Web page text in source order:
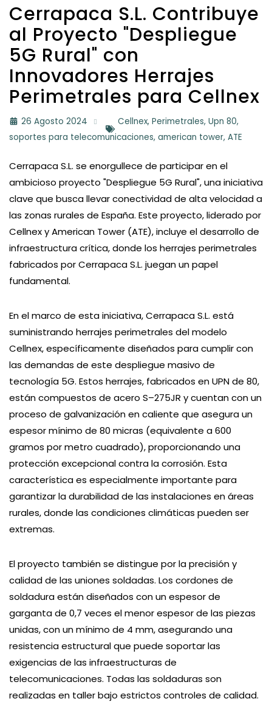
Cerrapaca S.L. Contribuye
al Proyecto "Despliegue
5G Rural" con
Innovadores Herrajes
Perimetrales para Cellnex
26 Agosto 2024 Cellnex Perimetrales Upn 80
soportes para telecomunicaciones american tower ATE
Cerrapaca S.L. se enorgullece de participar en el
ambicioso proyecto "Despliegue 5G Rural", una iniciativa
clave que busca llevar conectividad de alta velocidad a
las zonas rurales de España. Este proyecto, liderado por
Cellnex y American Tower (ATE), incluye el desarrollo de
infraestructura crítica, donde los herrajes perimetrales
fabricados por Cerrapaca S.L. juegan un papel
fundamental.
En el marco de esta iniciativa, Cerrapaca S.L. está
suministrando herrajes perimetrales del modelo
Cellnex, específicamente diseñados para cumplir con
las demandas de este despliegue masivo de
tecnología 5G. Estos herrajes, fabricados en UPN de 80,
están compuestos de acero S–275JR y cuentan con un
proceso de galvanización en caliente que asegura un
espesor mínimo de 80 micras (equivalente a 600
gramos por metro cuadrado), proporcionando una
protección excepcional contra la corrosión. Esta
característica es especialmente importante para
garantizar la durabilidad de las instalaciones en áreas
rurales, donde las condiciones climáticas pueden ser
extremas.
El proyecto también se distingue por la precisión y
calidad de las uniones soldadas. Los cordones de
soldadura están diseñados con un espesor de
garganta de 0,7 veces el menor espesor de las piezas
unidas, con un mínimo de 4 mm, asegurando una
resistencia estructural que puede soportar las
exigencias de las infraestructuras de
telecomunicaciones. Todas las soldaduras son
realizadas en taller bajo estrictos controles de calidad.